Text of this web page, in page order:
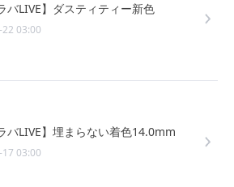
バLIVE】ダスティティー新色
03:00
バLIVE】埋まらない着色14.0mm
03:00